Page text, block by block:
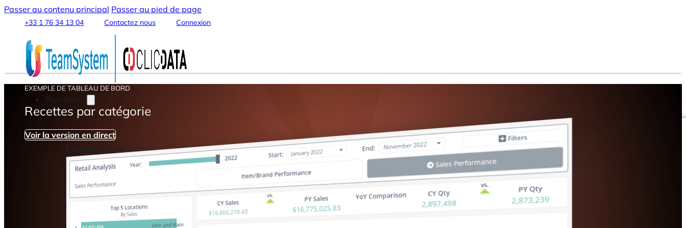
Passer au contenu principal Passer au pied de page
+33 1 76 34 13 04 Contactez nous Connexion
Plateforme
Fonctionnalités
Intégration & Connexion des Données
Data Warehouse & Data Lake
Transformation & Traitement des Données
Analytics & Machine Learning
Data Streaming et Sharing
Tableaux de Bord & Rapports
Automatisation & Alertes
et plus encore...
Performance & Scalabilité
Sécurité & Certifications
ClicData en Marque Blanche
Embedded Analytics
AI-Powered
EXEMPLE DE TABLEAU DE BORD
Recettes par catégorie
Voir la version en direct